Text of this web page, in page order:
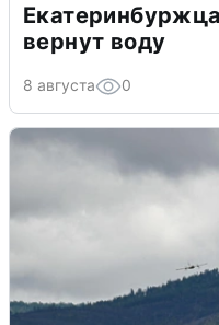
вернут воду
8 августа 0